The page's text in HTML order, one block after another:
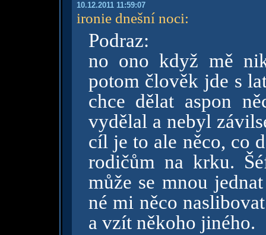
10.12.2011 11:59:07
ironie dnešní noci:
Podraz:
no ono když mě
potom člověk jde s
chce dělat aspon
vydělal a nebyl
cíl je to ale něco, co
rodičům na krku.
může se mnou
né mi něco
a vzít někoho jiného.